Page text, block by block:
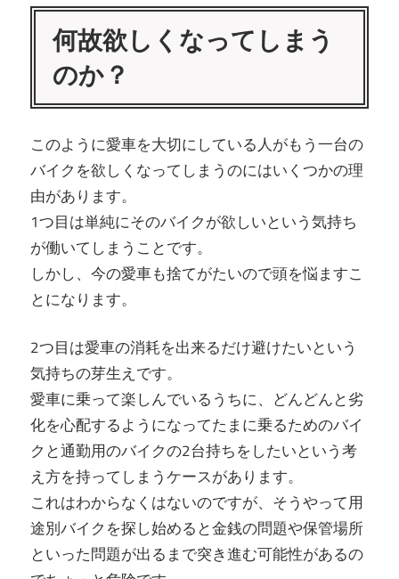
何故欲しくなってしまう
のか？
このように愛車を大切にしている人がもう一台の
バイクを欲しくなってしまうのにはいくつかの理
由があります。
1つ目は単純にそのバイクが欲しいという気持ち
が働いてしまうことです。
しかし、今の愛車も捨てがたいので頭を悩ますこ
とになります。
2つ目は愛車の消耗を出来るだけ避けたいという
気持ちの芽生えです。
愛車に乗って楽しんでいるうちに、どんどんと劣
化を心配するようになってたまに乗るためのバイ
クと通勤用のバイクの2台持ちをしたいという考
え方を持ってしまうケースがあります。
これはわからなくはないのですが、そうやって用
途別バイクを探し始めると金銭の問題や保管場所
といった問題が出るまで突き進む可能性があるの